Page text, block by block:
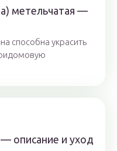
метельчатая —
способна украсить
описание и уход